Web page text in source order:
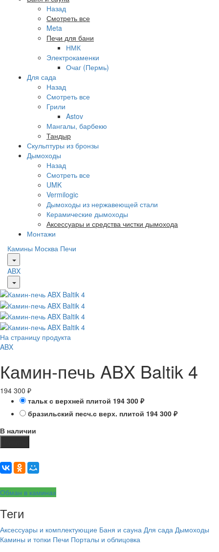
Назад
Смотреть все
Meta
Печи для бани
НМК
Электрокаменки
Очаг (Пермь)
Для сада
Назад
Смотреть все
Грили
Astov
Мангалы, барбекю
Тандыр
Скульптуры из бронзы
Дымоходы
Назад
Смотреть все
UMK
Vermilogic
Дымоходы из нержавеющей стали
Керамические дымоходы
Аксессуары и средства чистки дымохода
Монтажи
Камины Москва Печи
ABX
На страницу продукта
ABX
Камин-печь ABX Baltik 4
194 300 ₽
тальк с верхней плитой 194 300 ₽
бразильский песч.с верх. плитой 194 300 ₽
В наличии
Обман в каминах
Теги
Аксессуары и комплектующие Баня и сауна Для сада Дымоходы
Камины и топки Печи Порталы и облицовка